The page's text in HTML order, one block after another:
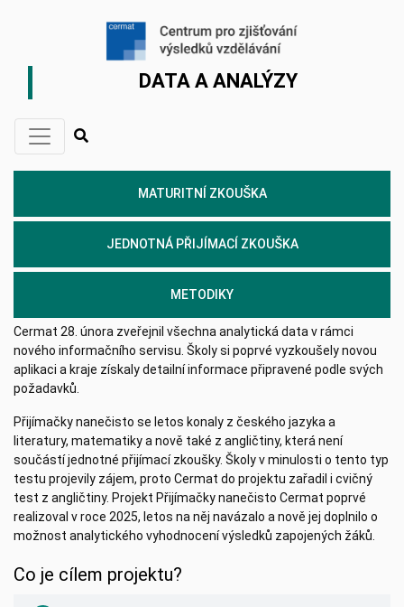
DATA A ANALÝZY
MATURITNÍ ZKOUŠKA
JEDNOTNÁ PŘIJÍMACÍ ZKOUŠKA
METODIKY
Cermat 28. února zveřejnil všechna analytická data v rámci
nového informačního servisu. Školy si poprvé vyzkoušely novou
aplikaci a kraje získaly detailní informace připravené podle svých
požadavků.
Přijímačky nanečisto se letos konaly z českého jazyka a
literatury, matematiky a nově také z angličtiny, která není
součástí jednotné přijímací zkoušky. Školy v minulosti o tento typ
testu projevily zájem, proto Cermat do projektu zařadil i cvičný
test z angličtiny. Projekt Přijímačky nanečisto Cermat poprvé
realizoval v roce 2025, letos na něj navázalo a nově jej doplnilo o
možnost analytického vyhodnocení výsledků zapojených žáků.
Co je cílem projektu?